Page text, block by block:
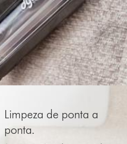
Limpeza de ponta a
ponta.